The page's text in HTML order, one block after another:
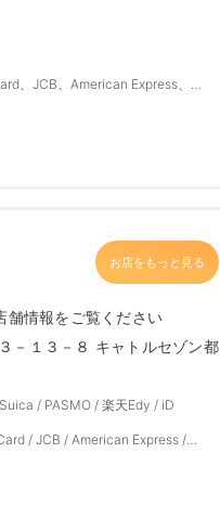
、JCB、American Express、
お店をもっと見る
舗情報をご覧ください
－１３－８ キャトルセゾン都
/ PASMO / 楽天Edy / iD
/ JCB / American Express /